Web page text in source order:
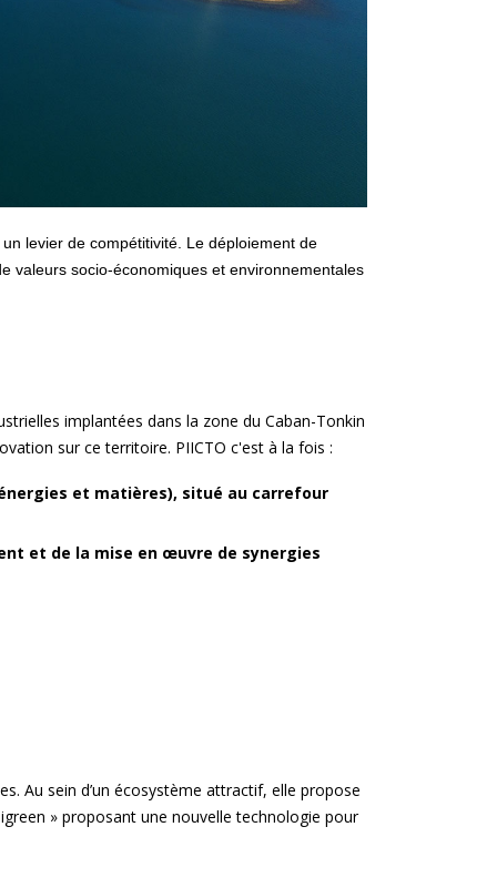
levier de compétitivité. Le déploiement de
valeurs socio-économiques et environnementales
implantées dans la zone du Caban-Tonkin
sur ce territoire. PIICTO c'est à la fois :
et matières), situé au carrefour
et de la mise en œuvre de synergies
Au sein d’un écosystème attractif, elle propose
» proposant une nouvelle technologie pour